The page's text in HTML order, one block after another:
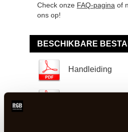
Check onze FAQ-pagina of
ons op!
BESCHIKBARE
Handleiding